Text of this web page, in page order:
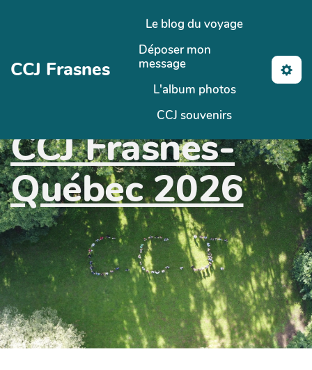
Aller au contenu principal
CCJ Frasnes
Le blog du voyage
Déposer mon
message
L'album photos
CCJ souvenirs
CCJ Frasnes-
Québec 2026